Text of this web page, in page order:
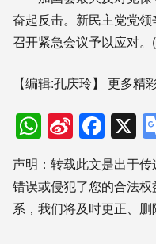
奋起反击。新民主党党
召开紧急会议予以应对。
【编辑:孔庆玲】 更多精
Sina
Weibo
X
声明：转载此文是出于
错误或侵犯了您的合法
系，我们将及时更正、